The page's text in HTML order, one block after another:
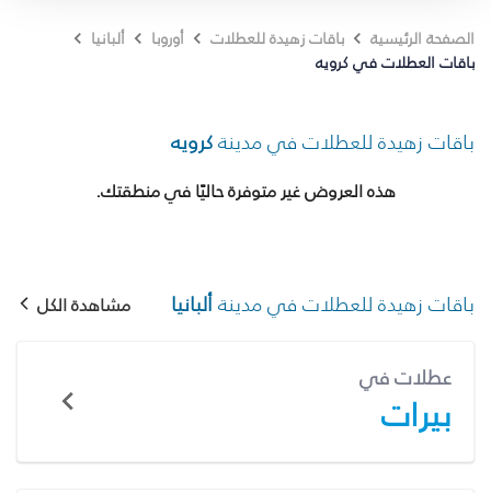
الصفحة الرئيسية باقات زهيدة للعطلات أوروبا
ألبانيا
باقات العطلات في كرويه
باقات زهيدة للعطلات في مدينةكرويه
هذه العروض غير متوفرة حاليًا في منطقتك.
باقات زهيدة للعطلات في مدينةألبانيا مشاهدة الكل
عطلات في
بيرات